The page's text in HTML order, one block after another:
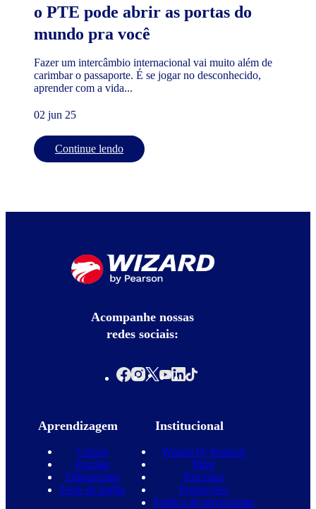
o PTE pode abrir as portas do
mundo pra você
Fazer um intercâmbio internacional vai muito além de
carimbar o passaporte. É se jogar no desconhecido,
aprender com a vida...
02 jun 25
Continue lendo
Acompanhe nossas
redes sociais:
Aprendizagem
Cursos
Escolas
Diferenciais
Teste de inglês
Institucional
Wizard by Pearson
Blog
Parcerias
Promoções
Política de privacidade